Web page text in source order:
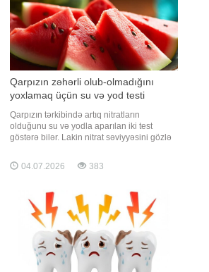
Qarpızın zəhərli olub-olmadığını
yoxlamaq üçün su və yod testi
Qarpızın tərkibində artıq nitratların
olduğunu su və yodla aparılan iki test
göstərə bilər. Lakin nitrat səviyyəsini gözlə
görə də nitrat testerindən istifadə etmək ən
yaxşısıdır. BİG.AZ -a istinadla xəbər verir ki,
04.07.2026 383